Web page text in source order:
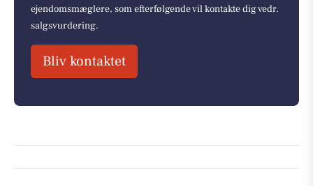
ejendomsmæglere, som efterfølgende vil kontakte dig vedr.
salgsvurdering.
Bliv kontaktet